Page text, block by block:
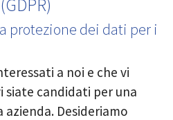
protezione dei dati per i
a noi e che vi
candidati per una
Desideriamo